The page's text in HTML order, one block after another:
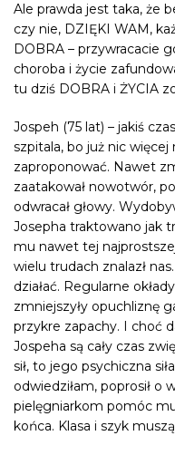
Ale prawda jest taka, że
czy nie, DZIĘKI WAM,
DOBRA – przywracacie
choroba i życie
tu dziś DOBRA i ŻYCIA
Jospeh (75 lat) – jakiś
szpitala, bo już nic więcej
zaproponować. Nawet
zaatakował nowotwór,
odwracał głowy.
Josepha traktowano jak
mu nawet tej
wielu trudach znalazł
działać. Regularne
zmniejszyły opuchliznę
przykre zapachy. I choć
Jospeha są cały czas
sił, to jego psychiczna
odwiedziłam, poprosił o
pielęgniarkom pomóc
końca. Klasa i szyk